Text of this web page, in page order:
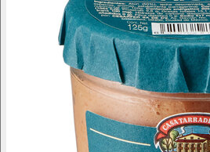
GaiteroGallina BlancaGallo
Maison Castel Mar de Frades Mc
Peskera Peñascal
Roqueta Ruavieja Russian